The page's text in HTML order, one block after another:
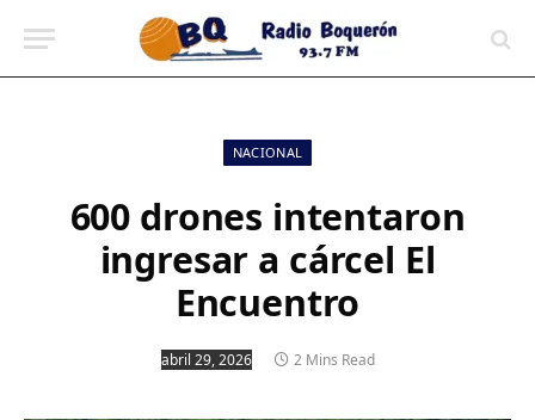
NACIONAL
600 drones intentaron
ingresar a cárcel El
Encuentro
abril 29, 2026 2 Mins Read